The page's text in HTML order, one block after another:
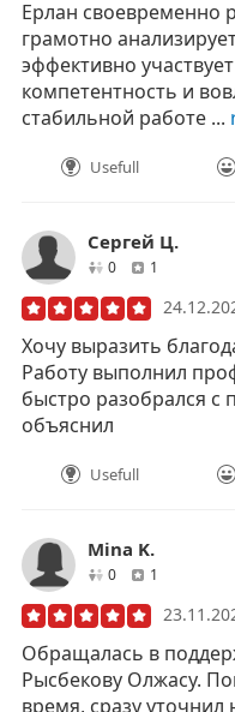
Ерлан своевременно
грамотно
эффективно
компетентность и
стабильной работе ...
Usefull
Сергей Ц.
0друзей1
Хочу выразить
Работу выполнил
быстро разобрался с
объяснил
Usefull
Mina K.
0друзей1
Обращалась в
Рысбекову Олжасу.
время, сразу